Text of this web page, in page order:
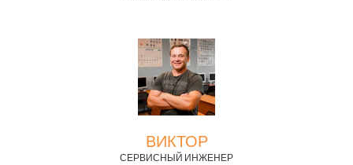
ВИКТОР
СЕРВИСНЫЙ ИНЖЕНЕР